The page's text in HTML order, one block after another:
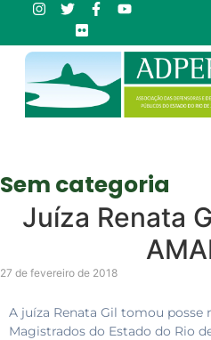
Sem categoria
Juíza Renata
27 de fevereiro de 2018
A juíza Renata Gil tomou posse
Magistrados do Estado do Rio